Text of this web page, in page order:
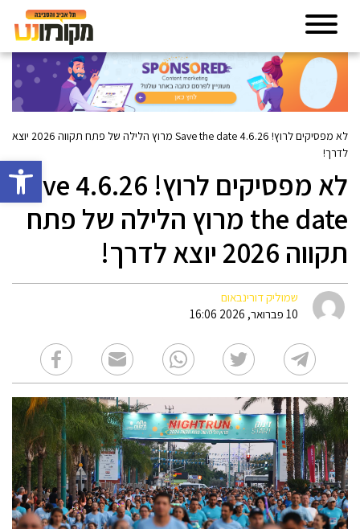
פתח
לא מפסיקים לרוץ! 4.6.26 Save the date מרוץ הלילה של פתח תקווה 2026 יוצא
לדרך!
לא מפסיקים לרוץ! 4.6.26 Save
the date מרוץ הלילה של פתח
תקווה 2026 יוצא לדרך!
שמוליק דורינבאום
10 פברואר, 2026 16:06